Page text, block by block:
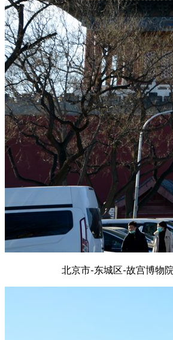
北京市-东城区-故宫博物